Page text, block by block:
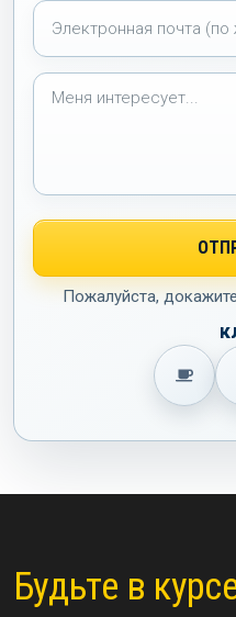
Пожалуйста,
Будьте в